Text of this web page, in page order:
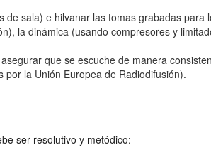
sala) e hilvanar las tomas grabadas
la dinámica (usando compresores y
que se escuche de manera
la Unión Europea de Radiodifusión).
ser resolutivo y metódico: